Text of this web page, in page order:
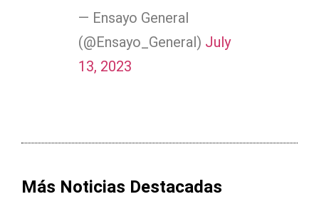
— Ensayo General
(@Ensayo_General) July
13, 2023
Más Noticias Destacadas